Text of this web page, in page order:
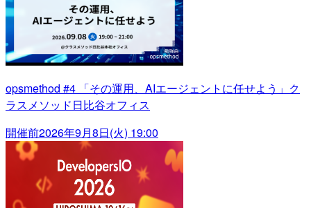
opsmethod #4 「その運用、AIエージェントに任せよう」ク
ラスメソッド日比谷オフィス
開催前2026年9月8日(火) 19:00